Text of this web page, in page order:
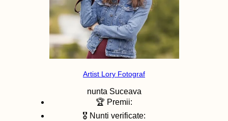
Artist Lory Fotograf
nunta Suceava
🏆 Premii:
🎖️ Nunti verificate: